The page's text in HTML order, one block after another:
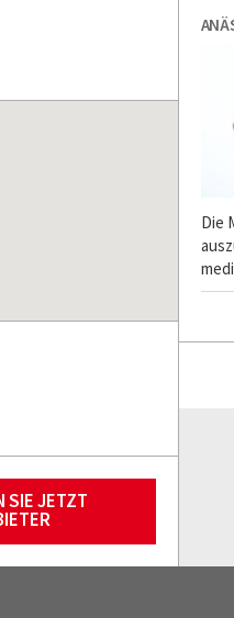
SIE JETZT
Die